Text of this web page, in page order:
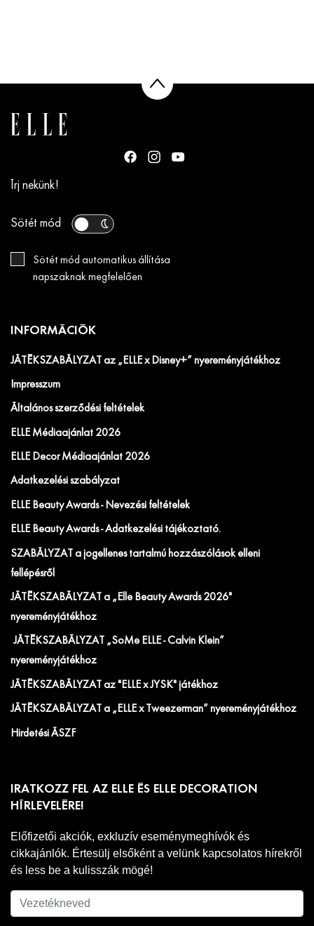
Írj nekünk!
Sötét mód
Sötét mód automatikus állítása
napszaknak megfelelően
INFORMÁCIÓK
JÁTÉKSZABÁLYZAT az „ELLE x Disney+” nyereményjátékhoz
Impresszum
Általános szerződési feltételek
ELLE Médiaajánlat 2026
ELLE Decor Médiaajánlat 2026
Adatkezelési szabályzat
ELLE Beauty Awards - Nevezési feltételek
ELLE Beauty Awards - Adatkezelési tájékoztató.
SZABÁLYZAT a jogellenes tartalmú hozzászólások elleni
fellépésről
JÁTÉKSZABÁLYZAT a „Elle Beauty Awards 2026"
nyereményjátékhoz
JÁTÉKSZABÁLYZAT „SoMe ELLE - Calvin Klein”
nyereményjátékhoz
JÁTÉKSZABÁLYZAT az "ELLE x JYSK" játékhoz
JÁTÉKSZABÁLYZAT a „ELLE x Tweezerman” nyereményjátékhoz
Hirdetési ÁSZF
IRATKOZZ FEL AZ ELLE ÉS ELLE DECORATION
HÍRLEVELÉRE!
Előfizetői akciók, exkluzív eseménymeghívók és
cikkajánlók. Értesülj elsőként a velünk kapcsolatos hírekről
és less be a kulisszák mögé!